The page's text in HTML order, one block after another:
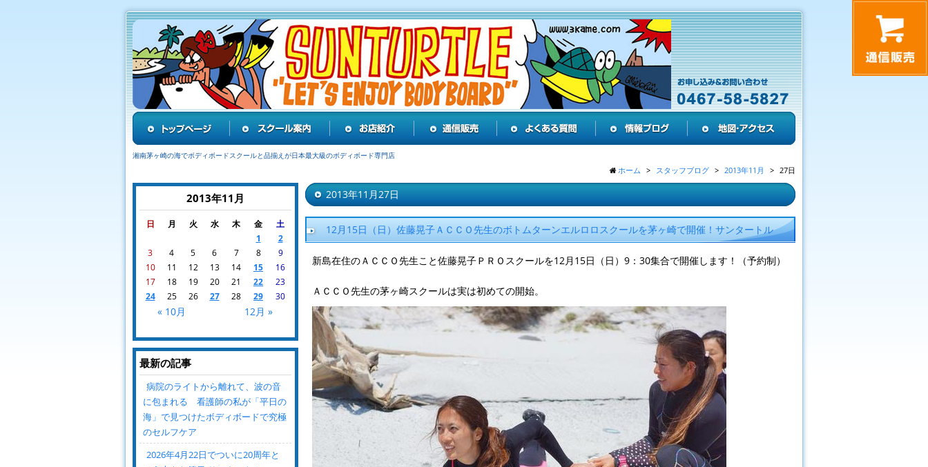
湘南茅ヶ崎の海でボディボードスクールと品揃えが日本最大級のボディボード専門店
ホーム スタッフブログ 2013年11月 27日
2013年11月27日
12月15日（日）佐藤晃子ＡＣＣＯ先生のボトムターンエルロロスクールを茅ヶ崎で開催！サンタートル
新島在住のＡＣＣＯ先生こと佐藤晃子ＰＲＯスクールを12月15日（日）9：30集合で開催します！（予約制）
ＡＣＣＯ先生の茅ヶ崎スクールは実は初めての開始。
2013年11月
日 月 火 水 木 金 土
« 10月 12月 »
1
2
3
4 5 6 7 8
9
10
11 12 13 14 15
16
17
18 19 20 21 22
23
24
25 26 27 28 29 30
最新の記事
病院のライトから離れて、波の音
に包まれる 看護師の私が「平日の
海」で見つけたボディボードで究極
のセルフケア
2026年4月22日でついに20周年と